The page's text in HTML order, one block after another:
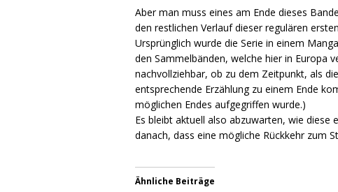
Aber man muss eines am Ende dieses
den restlichen Verlauf dieser regulären
Ursprünglich wurde die Serie in einem
den Sammelbänden, welche hier in Europa
nachvollziehbar, ob zu dem Zeitpunkt, als
entsprechende Erzählung zu einem Ende
möglichen Endes aufgegriffen wurde.)
Es bleibt aktuell also abzuwarten, wie diese
danach, dass eine mögliche Rückkehr zum
Ähnliche Beiträge